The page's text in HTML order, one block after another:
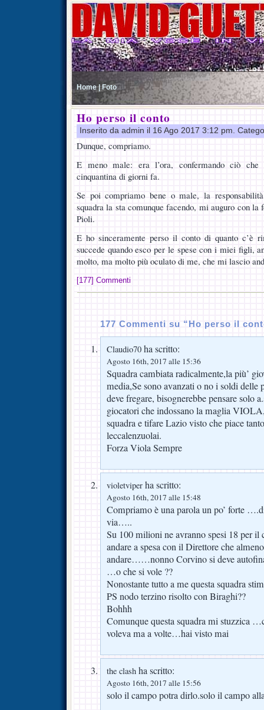
Home | Foto
Ho perso il conto
Inserito da admin il 16 Ago 2017 3:12 pm.
Dunque, compriamo.
E meno male: era l’ora, confermando ciò
cinquantina di giorni fa.
Se poi compriamo bene o male, la
squadra la sta comunque facendo, mi auguro con la
Pioli.
E ho sinceramente perso il conto di quanto c’è
succede quando esco per le spese con i miei figli,
molto, ma molto più oculato di me, che mi lascio
[177] Commenti
177 Commenti su “Ho perso il
Claudio70 ha scritto:
Agosto 16th, 2017 alle 15:36
Squadra cambiata radicalmente,la più’
media,Se sono avanzati o no i soldi delle
deve fregare, bisognerebbe pensare solo
giocatori che indossano la maglia
squadra e tifare Lazio visto che piace
leccalenzuolai.
Forza Viola Sempre
violetviper ha scritto:
Agosto 16th, 2017 alle 15:48
Compriamo è una parola un po’ forte
via…..
Su 100 milioni ne avranno spesi 18 per
andare a spesa con il Direttore che
andare……nonno Corvino si deve
…o che si vole ??
Nonostante tutto a me questa squadra
PS nodo terzino risolto con Biraghi??
Bohhh
Comunque questa squadra mi stuzzica
voleva ma a volte…hai visto mai
the clash ha scritto:
Agosto 16th, 2017 alle 15:56
solo il campo potra dirlo.solo il campo